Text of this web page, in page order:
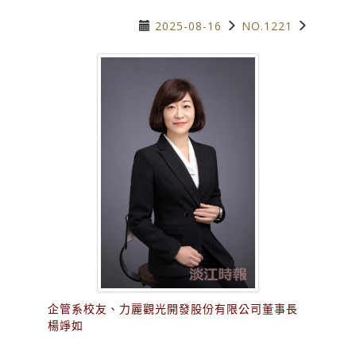
2025-08-16 NO.1221
企管系校友、力麗觀光開發股份有限公司董事長
楊竫如